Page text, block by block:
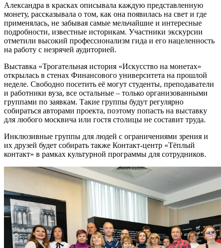
Александра в красках описывала каждую представленную
монету, рассказывала о том, как она появилась на свет и где
применялась, не забывая самые мельчайшие и интересные
подробности, известные историкам. Участники экскурсии
отметили высокий профессионализм гида и его нацеленность
на работу с незрячей аудиторией.
Выставка «Трогательная история «Искусство на монетах»
открылась в стенах Финансового университета на прошлой
неделе. Свободно посетить её могут студенты, преподаватели
и работники вуза, все остальные – только организованными
группами по заявкам. Такие группы будут регулярно
собираться авторами проекта, поэтому попасть на выставку
для любого москвича или гостя столицы не составит труда.
Инклюзивные группы для людей с ограничениями зрения и
их друзей будет собирать также Контакт-центр «Тёплый
контакт» в рамках культурной программы для сотрудников.